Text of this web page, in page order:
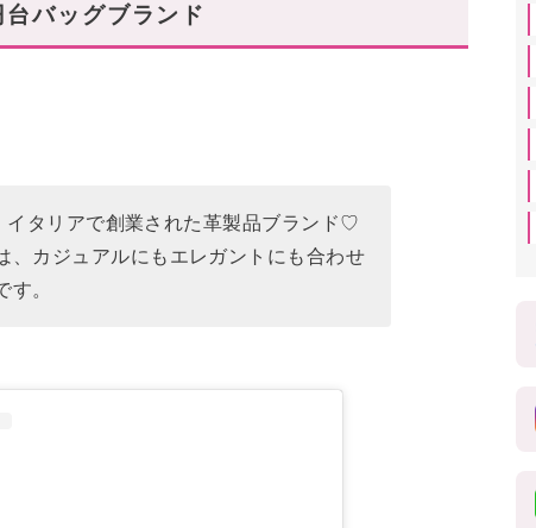
バッグブランド
イタリアで創業された革製品ブランド♡
、カジュアルにもエレガントにも合わせ
す。